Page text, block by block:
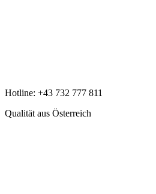
Hotline: +43 732 777 811
Qualität aus Österreich